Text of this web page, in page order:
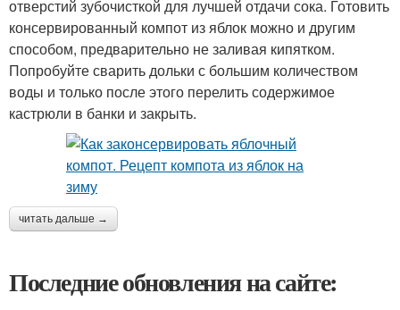
отверстий зубочисткой для лучшей отдачи сока. Готовить
консервированный компот из яблок можно и другим
способом, предварительно не заливая кипятком.
Попробуйте сварить дольки с большим количеством
воды и только после этого перелить содержимое
кастрюли в банки и закрыть.
читать дальше →
Последние обновления на сайте: